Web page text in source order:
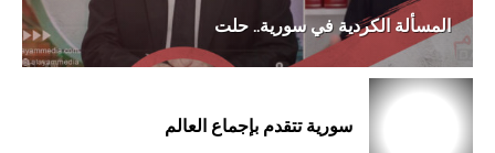
المسألة الكردية في سورية.. حلت
سورية تتقدم بإجماع العالم